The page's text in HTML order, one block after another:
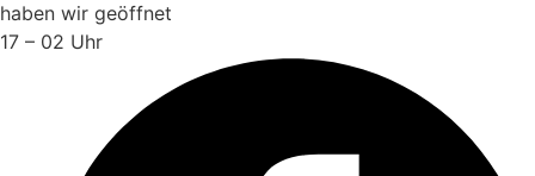
haben wir geöffnet
17 – 02 Uhr